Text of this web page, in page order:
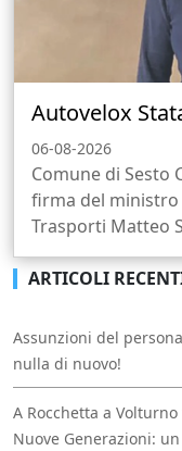
Autovelox
06-08-2026
Comune di Sesto
firma del
Trasporti Matteo
ARTICOLI
Assunzioni del
nulla di nuovo!
A Rocchetta a
Nuove Generazioni: